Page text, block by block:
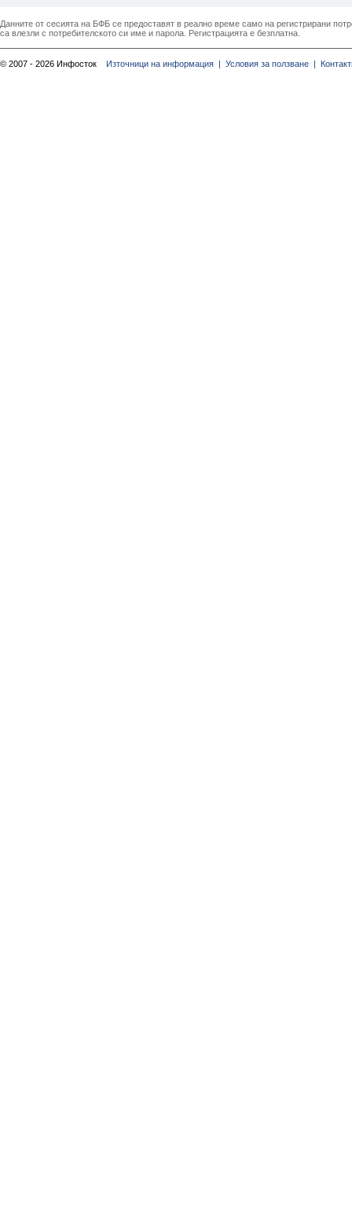
Данните от сесията на БФБ се предоставят в реално време само на регистрирани
са влезли с потребителското си име и парола. Регистрацията е безплатна.
© 2007 - 2026 Инфосток Източници на информация | Условия за ползване |